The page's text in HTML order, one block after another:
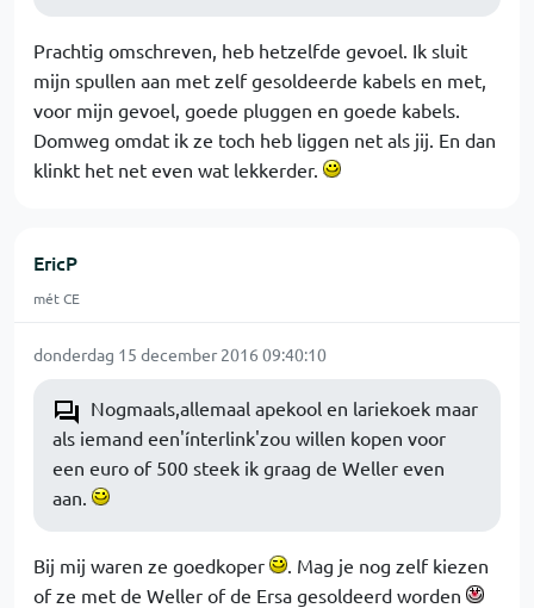
Prachtig omschreven, heb hetzelfde gevoel. Ik sluit
mijn spullen aan met zelf gesoldeerde kabels en met,
voor mijn gevoel, goede pluggen en goede kabels.
Domweg omdat ik ze toch heb liggen net als jij. En dan
klinkt het net even wat lekkerder.
EricP
mét CE
donderdag 15 december 2016 09:40:10
Nogmaals,allemaal apekool en lariekoek maar
als iemand een'ínterlink'zou willen kopen voor
een euro of 500 steek ik graag de Weller even
aan.
Bij mij waren ze goedkoper
. Mag je nog zelf kiezen
of ze met de Weller of de Ersa gesoldeerd worden